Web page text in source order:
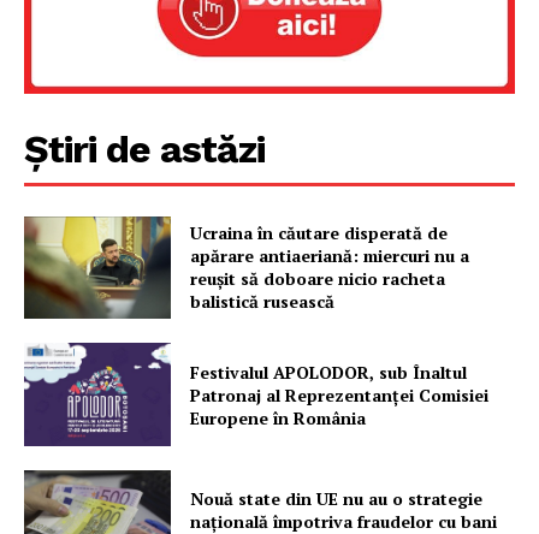
Știri de astăzi
Ucraina în căutare disperată de
apărare antiaeriană: miercuri nu a
reușit să doboare nicio racheta
balistică rusească
Festivalul APOLODOR, sub Înaltul
Patronaj al Reprezentanței Comisiei
Europene în România
Nouă state din UE nu au o strategie
națională împotriva fraudelor cu bani